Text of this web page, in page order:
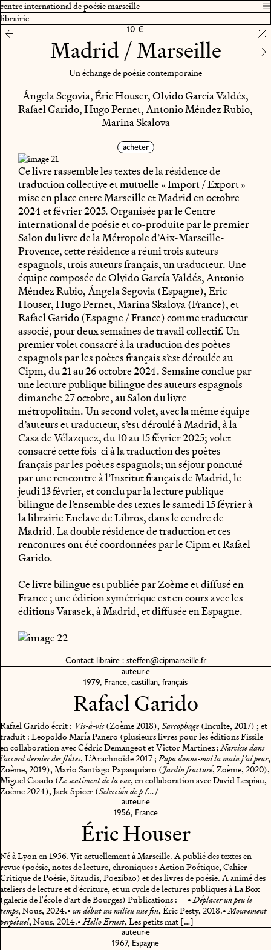
centre international de poésie marseille
librairie
10 €
Madrid / Marseille
Un échange de poésie contemporaine
Ángela Segovia, Éric Houser, Olvido García Valdés,
Rafael Garido, Hugo Pernet, Antonio Méndez Rubio,
Marina Skalova
acheter
Ce livre rassemble les textes de la résidence de
traduction collective et mutuelle « Import / Export »
mise en place entre Marseille et Madrid en octobre
2024 et février 2025. Organisée par le Centre
international de poésie et co-produite par le premier
Salon du livre de la Métropole d’Aix-Marseille-
Provence, cette résidence a réuni trois auteurs
espagnols, trois auteurs français, un traducteur. Une
équipe composée de Olvido García Valdés, Antonio
Méndez Rubio, Ángela Segovia (Espagne), Eric
Houser, Hugo Pernet, Marina Skalova (France), et
Rafael Garido (Espagne / France) comme traducteur
associé, pour deux semaines de travail collectif. Un
premier volet consacré à la traduction des poètes
espagnols par les poètes français s’est déroulée au
Cipm, du 21 au 26 octobre 2024. Semaine conclue par
une lecture publique bilingue des auteurs espagnols
dimanche 27 octobre, au Salon du livre
métropolitain. Un second volet, avec la même équipe
d’auteurs et traducteur, s’est déroulé à Madrid, à la
Casa de Vélazquez, du 10 au 15 février 2025; volet
consacré cette fois-ci à la traduction des poètes
français par les poètes espagnols; un séjour ponctué
par une rencontre à l’Institut français de Madrid, le
jeudi 13 février, et conclu par la lecture publique
bilingue de l’ensemble des textes le samedi 15 février à
la librairie Enclave de Libros, dans le cendre de
Madrid. La double résidence de traduction et ces
rencontres ont été coordonnées par le Cipm et Rafael
Garido.
Ce livre bilingue est publiée par Zoème et diffusé en
France ; une édition symétrique est en cours avec les
éditions Varasek, à Madrid, et diffusée en Espagne.
Contact libraire : steffen@cipmarseille.fr
auteur·e
1979, France, castillan, français
Rafael Garido
Rafael Garido écrit : Vis-à-vis(Zoème 2018), Sarcophage (Inculte, 2017) ; et
traduit : Leopoldo María Panero (plusieurs livres pour les éditions Fissile
en collaboration avec Cédric Demangeot et Victor Martinez ;Narcisse dans
l’accord dernier des flûtes, L’Arachnoïde 2017 ;Papa donne-moi la main j’ai peur,
Zoème, 2019), Mario Santiago Papasquiaro (Jardin fracturé, Zoème, 2020),
Miguel Casado (Le sentiment de la vue, en collaboration avec David Lespiau,
Zoème 2024), Jack Spicer (Selección de p […]
auteur·e
1956, France
Éric Houser
Né à Lyon en 1956. Vit actuellement à Marseille. A publié des textes en
revue (poésie, notes de lecture, chroniques : Action Poétique, Cahier
Critique de Poésie, Sitaudis, Poezibao) et des livres de poésie. A animé des
ateliers de lecture et d’écriture, et un cycle de lectures publiques à La Box
(galerie de l'école d’art de Bourges) Publications : •Déplacer un peu le
temps, Nous, 2024.• un début un milieu une fin, Éric Pesty, 2018.•Mouvement
perpétuel, Nous, 2014.•Hello Ernest, Les petits mat […]
auteur·e
1967, Espagne